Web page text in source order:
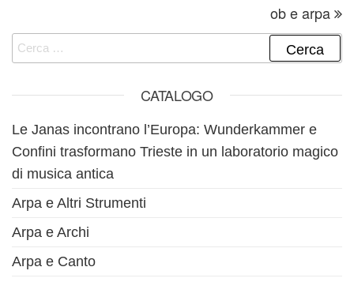
ob e arpa
Ricerca per:
CATALOGO
Le Janas incontrano l’Europa: Wunderkammer e
Confini trasformano Trieste in un laboratorio magico
di musica antica
Arpa e Altri Strumenti
Arpa e Archi
Arpa e Canto